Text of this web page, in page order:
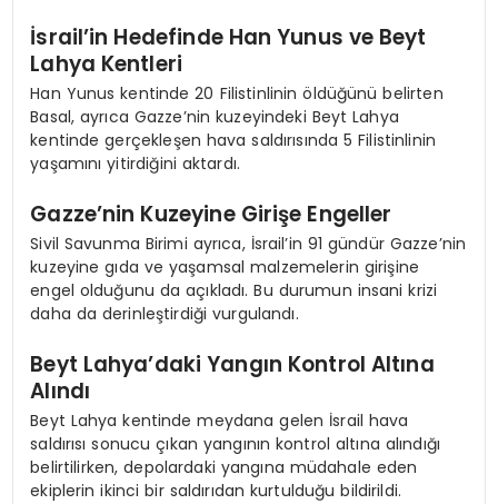
İsrail’in Hedefinde Han Yunus ve Beyt
Lahya Kentleri
Han Yunus kentinde 20 Filistinlinin öldüğünü belirten
Basal, ayrıca Gazze’nin kuzeyindeki Beyt Lahya
kentinde gerçekleşen hava saldırısında 5 Filistinlinin
yaşamını yitirdiğini aktardı.
Gazze’nin Kuzeyine Girişe Engeller
Sivil Savunma Birimi ayrıca, İsrail’in 91 gündür Gazze’nin
kuzeyine gıda ve yaşamsal malzemelerin girişine
engel olduğunu da açıkladı. Bu durumun insani krizi
daha da derinleştirdiği vurgulandı.
Beyt Lahya’daki Yangın Kontrol Altına
Alındı
Beyt Lahya kentinde meydana gelen İsrail hava
saldırısı sonucu çıkan yangının kontrol altına alındığı
belirtilirken, depolardaki yangına müdahale eden
ekiplerin ikinci bir saldırıdan kurtulduğu bildirildi.